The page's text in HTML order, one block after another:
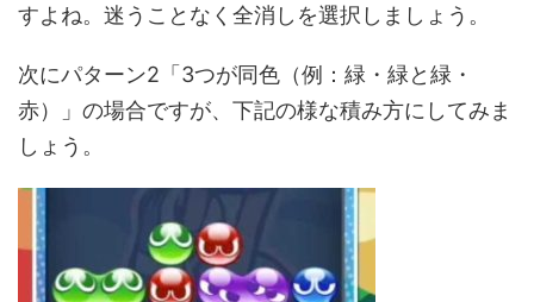
すよね。迷うことなく全消しを選択しましょう。
次にパターン2「3つが同色（例：緑・緑と緑・
赤）」の場合ですが、下記の様な積み方にしてみま
しょう。